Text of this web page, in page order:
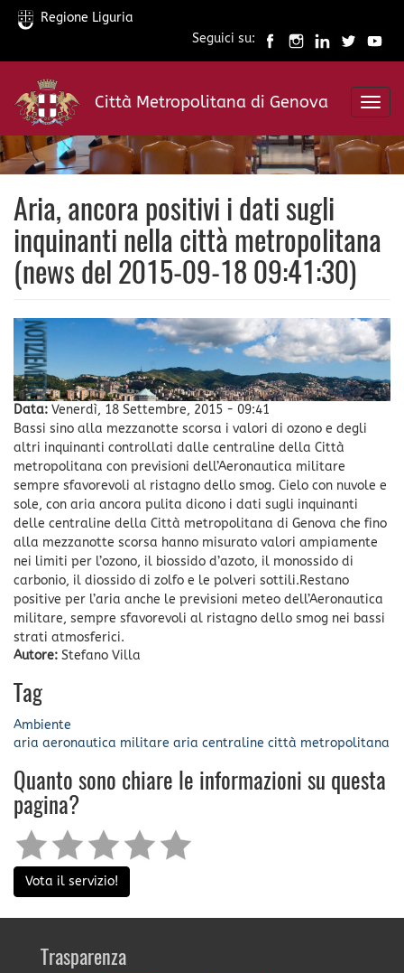
Salta
contenuto
principale
Regione Liguria
Seguici su:
Città Metropolitana di Genova
Aria, ancora positivi i dati sugli
inquinanti nella città metropolitana
(news del 2015-09-18 09:41:30)
Data: Venerdì, 18 Settembre, 2015 - 09:41
Bassi sino alla mezzanotte scorsa i valori di ozono e degli
altri inquinanti controllati dalle centraline della Città
metropolitana con previsioni dell’Aeronautica militare
sempre sfavorevoli al ristagno dello smog. Cielo con nuvole e
sole, con aria ancora pulita dicono i dati sugli inquinanti
delle centraline della Città metropolitana di Genova che fino
alla mezzanotte scorsa hanno misurato valori ampiamente
nei limiti per l’ozono, il biossido d’azoto, il monossido di
carbonio, il diossido di zolfo e le polveri sottili.Restano
positive per l’aria anche le previsioni meteo dell’Aeronautica
militare, sempre sfavorevoli al ristagno dello smog nei bassi
strati atmosferici.
Autore: Stefano Villa
Tag
Ambiente
aria aeronautica militare aria centraline città metropolitana
Quanto sono chiare le informazioni su questa
pagina?
Vota il servizio!
Trasparenza